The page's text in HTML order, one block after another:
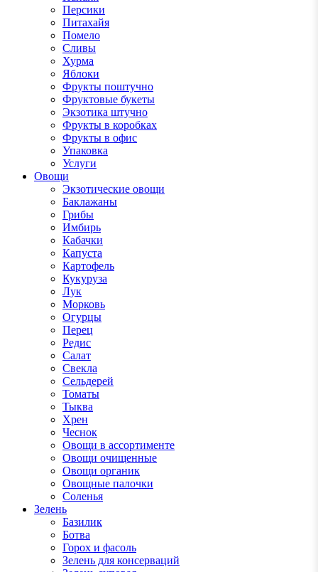
Персики
Питахайя
Помело
Сливы
Хурма
Яблоки
Фрукты поштучно
Фруктовые букеты
Экзотика штучно
Фрукты в коробках
Фрукты в офис
Упаковка
Услуги
Овощи
Экзотические овощи
Баклажаны
Грибы
Имбирь
Кабачки
Капуста
Картофель
Кукуруза
Лук
Морковь
Огурцы
Перец
Редис
Салат
Свекла
Сельдерей
Томаты
Тыква
Хрен
Чеснок
Овощи в ассортименте
Овощи очищенные
Овощи органик
Овощные палочки
Соленья
Зелень
Базилик
Ботва
Горох и фасоль
Зелень для консерваций